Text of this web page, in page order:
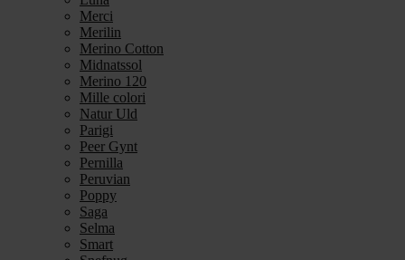
Merci
Merilin
Merino Cotton
Midnatssol
Merino 120
Mille colori
Natur Uld
Parigi
Peer Gynt
Pernilla
Peruvian
Poppy
Saga
Selma
Smart